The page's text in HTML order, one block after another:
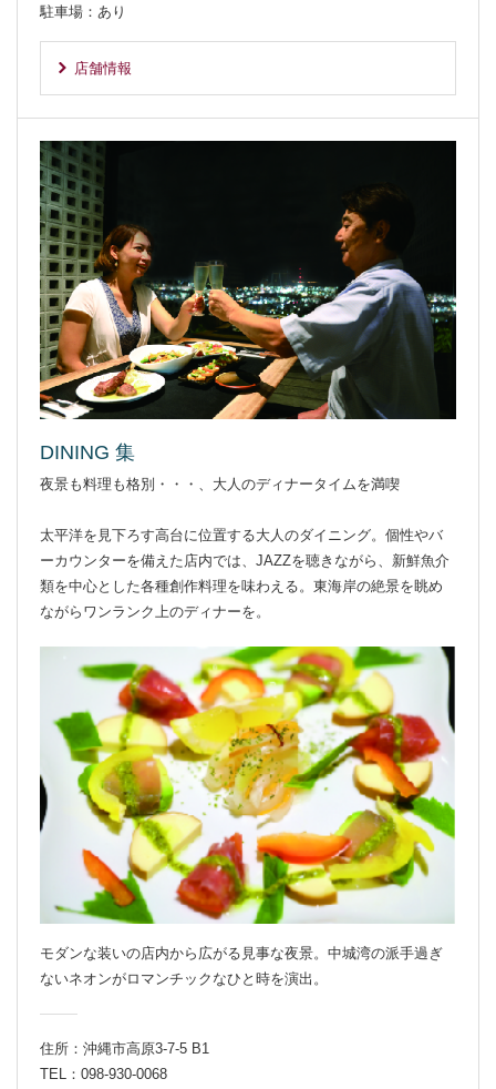
駐車場：あり
店舗情報
DINING 集
夜景も料理も格別・・・、大人のディナータイムを満喫
太平洋を見下ろす高台に位置する大人のダイニング。個性やバ
ーカウンターを備えた店内では、JAZZを聴きながら、新鮮魚介
類を中心とした各種創作料理を味わえる。東海岸の絶景を眺め
ながらワンランク上のディナーを。
モダンな装いの店内から広がる見事な夜景。中城湾の派手過ぎ
ないネオンがロマンチックなひと時を演出。
住所：沖縄市高原3-7-5 B1
TEL：098-930-0068